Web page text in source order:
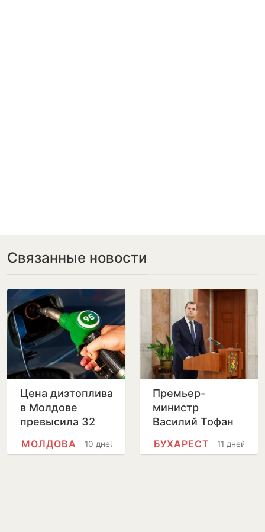
Связанные новости
Цена дизтоплива
в Молдове
превысила 32
10 дней
МОЛДОВА
Премьер-
министр
Василий Тофан
официальный11 дней
БУХАРЕСТ